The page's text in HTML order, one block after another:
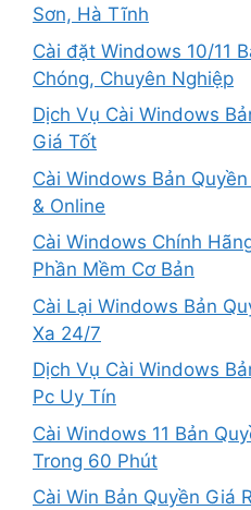
Sơn, Hà Tĩnh
Cài đặt Windows 10/11
Chóng, Chuyên Nghiệp
Dịch Vụ Cài Windows
Giá Tốt
Cài Windows Bản
& Online
Cài Windows Chính
Phần Mềm Cơ Bản
Cài Lại Windows Bản
Xa 24/7
Dịch Vụ Cài Windows
Pc Uy Tín
Cài Windows 11 Bản
Trong 60 Phút
Cài Win Bản Quyền Giá